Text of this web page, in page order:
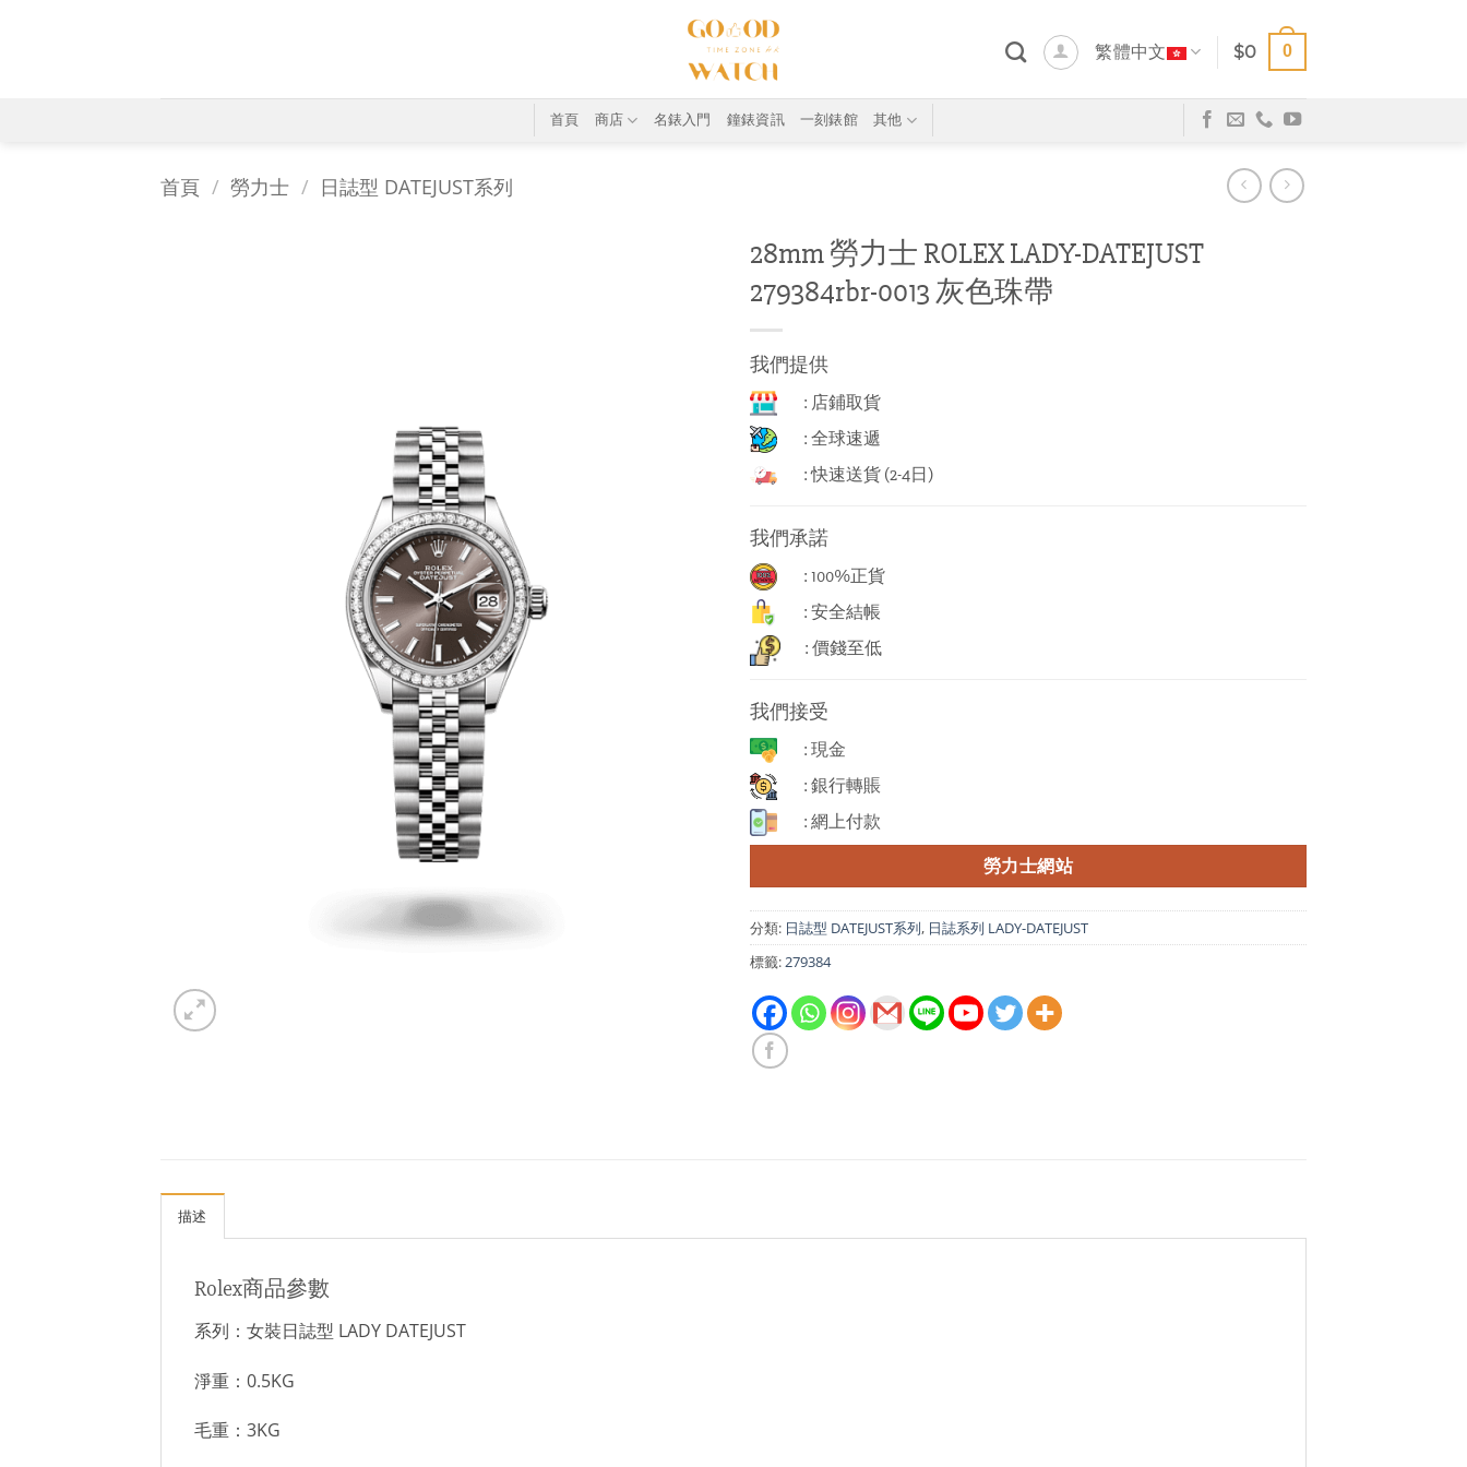
繁體中文 $0 0
首頁 商店 名錶入門 鐘錶資訊 一刻錶館 其他
首頁 / 勞力士 / 日誌型 DATEJUST系列
28mm 勞力士 ROLEX LADY-DATEJUST
279384rbr-0013 灰色珠帶
我們提供
: 店鋪取貨
: 全球速遞
: 快速送貨 (2-4日)
我們承諾
: 100%正貨
: 安全結帳
: 價錢至低
我們接受
: 現金
: 銀行轉賬
: 網上付款
勞力士網站
分類: 日誌型 DATEJUST系列, 日誌系列 LADY-DATEJUST
標籤:279384
描述
Rolex商品參數
系列：女裝日誌型 LADY DATEJUST
淨重：0.5KG
毛重：3KG